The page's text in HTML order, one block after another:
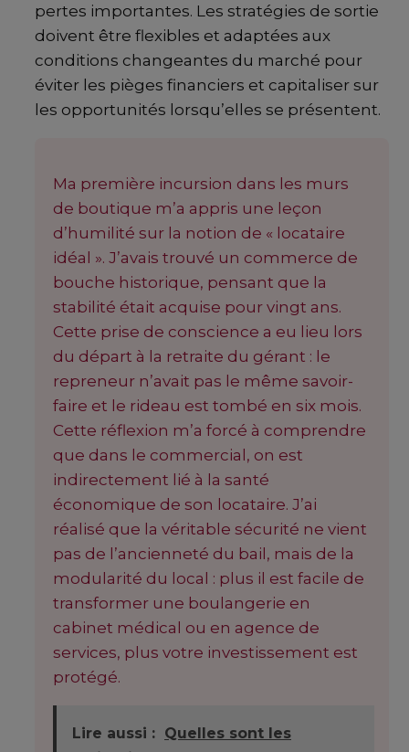
pertes importantes. Les stratégies de sortie
doivent être flexibles et adaptées aux
conditions changeantes du marché pour
éviter les pièges financiers et capitaliser sur
les opportunités lorsqu’elles se présentent.
Ma première incursion dans les murs
de boutique m’a appris une leçon
d’humilité sur la notion de « locataire
idéal ». J’avais trouvé un commerce de
bouche historique, pensant que la
stabilité était acquise pour vingt ans.
Cette prise de conscience a eu lieu lors
du départ à la retraite du gérant : le
repreneur n’avait pas le même savoir-
faire et le rideau est tombé en six mois.
Cette réflexion m’a forcé à comprendre
que dans le commercial, on est
indirectement lié à la santé
économique de son locataire. J’ai
réalisé que la véritable sécurité ne vient
pas de l’ancienneté du bail, mais de la
modularité du local : plus il est facile de
transformer une boulangerie en
cabinet médical ou en agence de
services, plus votre investissement est
protégé.
Lire aussi : Quelles sont les